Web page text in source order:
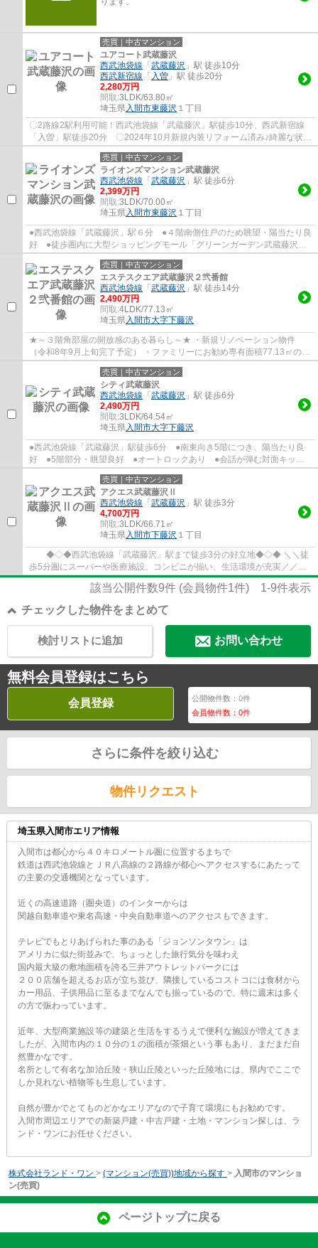
売買｜中古マンション
ユアコート武蔵藤沢
西武池袋線 「 武蔵藤沢 」駅 徒歩10分
西武新宿線 「 入曽 」駅 徒歩20分
2,280万円
間取:3LDK/63.80㎡
埼玉県入間市東藤沢 １丁目
〇2路線2駅利用可能！西武池袋線「武蔵藤沢」駅徒歩10分、西武新宿線
「入曽」駅徒歩20分 〇2024年10月新規内装リフォーム済み♪綺麗な状態
でご入居頂けます 〇南西角部屋につき陽当り...
売買｜中古マンション
ライオンズマンション武蔵藤沢
西武池袋線 「 武蔵藤沢 」駅 徒歩6分
2,399万円
間取:3LDK/70.00㎡
埼玉県入間市東藤沢 １丁目
●西武池袋線「武蔵藤沢」駅６分 ●４階南側住戸のため眺望・陽当たり良
好 ●徒歩圏内に大型ショッピングモール「グリーンガーデン武蔵藤沢」
あり ●閑静な住宅街に佇む、落ち着いた雰...
売買｜中古マンション
エステスクエア武蔵藤沢２弐番館
西武池袋線 「 武蔵藤沢 」駅 徒歩14分
2,490万円
間取:4LDK/77.13㎡
埼玉県入間市大字下藤沢
★～３階角部屋の開放感のある暮らし～★ ・新規リノベーション物件
（令和8年9月上旬完了予定） ・ファミリーにお勧め専有面積77.13㎡の
4LDK！ ・大切なペットと一緒に暮らせます（細則...
売買｜中古マンション
シティ武蔵藤沢
西武池袋線 「 武蔵藤沢 」駅 徒歩6分
2,490万円
間取:3LDK/64.54㎡
埼玉県入間市大字下藤沢
●西武池袋線「武蔵藤沢」駅徒歩6分 ●南東向き5階につき、陽当たり良
好 ●5階部分・眺望良好 ●オートロックあり ●会話が弾む対面キッチ
ン ●水回りを集約した家事動線の良い間取り ...
売買｜中古マンション
アクエス武蔵藤沢Ⅱ
西武池袋線 「 武蔵藤沢 」駅 徒歩3分
4,700万円
間取:3LDK/66.71㎡
埼玉県入間市下藤沢 １丁目
◆◇◆西武池袋線「武蔵藤沢」駅まで徒歩3分の好立地◆◇◆ ＼＼徒
歩5分圏にスーパーや医療施設、コンビニが揃い、生活環境が充実／／
□12階部分、南西角部屋につき、陽当たり・眺望良...
該当公開件数9件 (会員物件1件) 1-9件表示
チェックした物件をまとめて
お問い合わせ
検討リストに追加
無料会員登録はこちら
会員登録 公開物件数：0件
会員物件数：0件
さらに条件を絞り込む
物件リクエスト
埼玉県入間市エリア情報
入間市は都心から４０キロメートル圏に位置するまちで
鉄道は西武池袋線とＪＲ八高線の２路線が都心へアクセスするにあたって
の主要の交通機関となっています。
近くの高速道路（圏央道）のインターからは
関越自動車道や東名高速・中央自動車道へのアクセスもできます。
テレビでもとりあげられた事のある「ジョンソンタウン」は
アメリカに似た街並みで、ちょっとした旅行気分を味わえ
国内最大級の敷地面積を誇る三井アウトレットパークには
２００店舗を超えるお店が立ち並び、隣接しているコストコには食材から
カー用品、子供用品に至るまでなんでも揃っているので、特に週末は多く
の方で賑わっています。
近年、大型商業施設等の建築と生活をするうえで便利な施設が増えてきま
したが、入間市内の１０分の１の面積が茶畑という事もあり、まだまだ自
然豊かなです。
名所として有名な加治丘陵・狭山丘陵といった丘陵地には、県内でここで
しか見れない植物等も生息しています。
自然が豊かでとてものどかなエリアなので子育て環境にもお勧めです。
入間市周辺エリアでの新築戸建・中古戸建・土地・マンション探しは、ラ
ンド・ワンにお任せください。
株式会社ランド・ワン > (マンション(売買))地域から探す > 入間市のマンショ
ン(売買)
ページトップに戻る